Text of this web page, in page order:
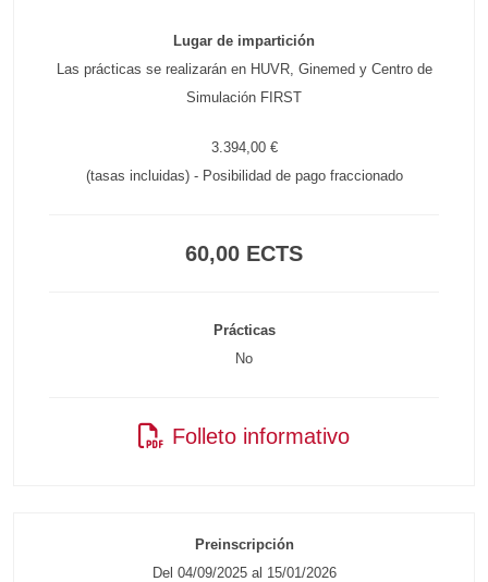
Lugar de impartición
Las prácticas se realizarán en HUVR, Ginemed y Centro de
Simulación FIRST
3.394,00 €
(tasas incluidas) - Posibilidad de pago fraccionado
60,00 ECTS
Prácticas
No
Folleto informativo
Preinscripción
Del 04/09/2025 al 15/01/2026